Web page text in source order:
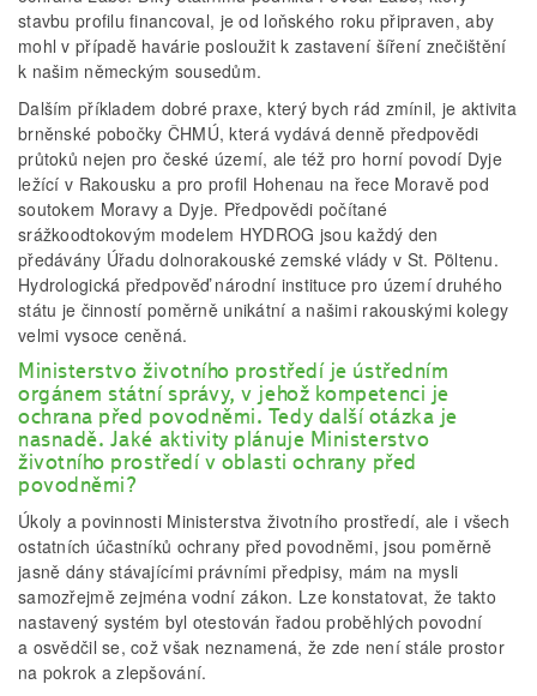
stavbu profilu financoval, je od loňského roku připraven, aby
mohl v případě havárie posloužit k zastavení šíření znečištění
k našim německým sousedům.
Dalším příkladem dobré praxe, který bych rád zmínil, je aktivita
brněnské pobočky ČHMÚ, která vydává denně předpovědi
průtoků nejen pro české území, ale též pro horní povodí Dyje
ležící v Rakousku a pro profil Hohenau na řece Moravě pod
soutokem Moravy a Dyje. Předpovědi počítané
srážkoodtokovým modelem HYDROG jsou každý den
předávány Úřadu dolnorakouské zemské vlády v St. Pöltenu.
Hydrologická předpověď národní instituce pro území druhého
státu je činností poměrně unikátní a našimi rakouskými kolegy
velmi vysoce ceněná.
Ministerstvo životního prostředí je ústředním
orgánem státní správy, v jehož kompetenci je
ochrana před povodněmi. Tedy další otázka je
nasnadě. Jaké aktivity plánuje Ministerstvo
životního prostředí v oblasti ochrany před
povodněmi?
Úkoly a povinnosti Ministerstva životního prostředí, ale i všech
ostatních účastníků ochrany před povodněmi, jsou poměrně
jasně dány stávajícími právními předpisy, mám na mysli
samozřejmě zejména vodní zákon. Lze konstatovat, že takto
nastavený systém byl otestován řadou proběhlých povodní
a osvědčil se, což však neznamená, že zde není stále prostor
na pokrok a zlepšování.